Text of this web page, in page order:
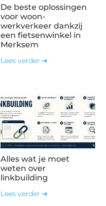
De beste oplossingen
voor woon-
werkverkeer dankzij
een fietsenwinkel in
Merksem
Lees verder ➜
Alles wat je moet
weten over
linkbuilding
Lees verder ➜